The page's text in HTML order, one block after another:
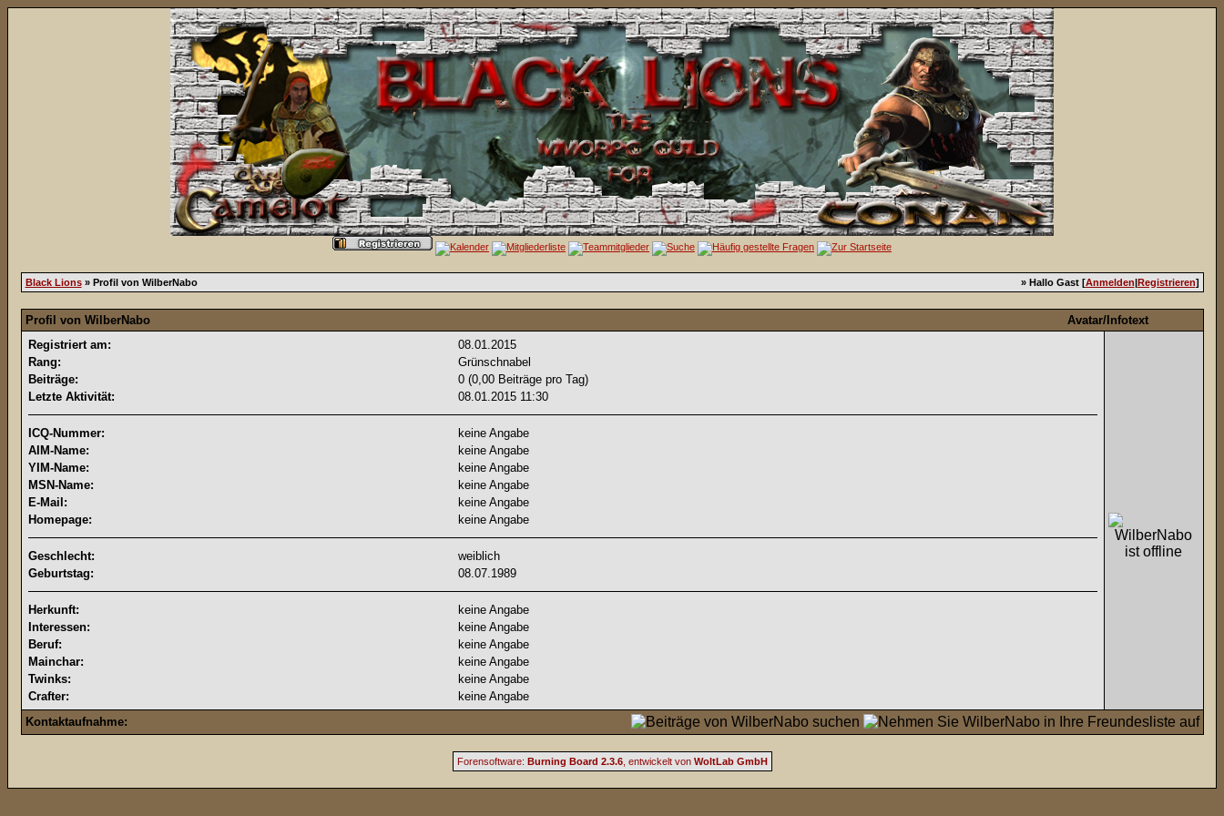
Black Lions» Profil von WilberNabo » Hallo Gast [Anmelden|Registrieren]
Profil von WilberNabo
Avatar/Infotext
Registriert am:
08.01.2015
Rang:
Grünschnabel
Beiträge:
0 (0,00 Beiträge pro Tag)
Letzte Aktivität:
08.01.2015 11:30
ICQ-Nummer:
keine Angabe
AIM-Name:
keine Angabe
YIM-Name:
keine Angabe
MSN-Name:
keine Angabe
E-Mail:
keine Angabe
Homepage:
keine Angabe
Geschlecht:
weiblich
Geburtstag:
08.07.1989
Herkunft:
keine Angabe
Interessen:
keine Angabe
Beruf:
keine Angabe
Mainchar:
keine Angabe
Twinks:
keine Angabe
Crafter:
keine Angabe
Kontaktaufnahme:
Forensoftware: Burning Board 2.3.6, entwickelt von WoltLab GmbH